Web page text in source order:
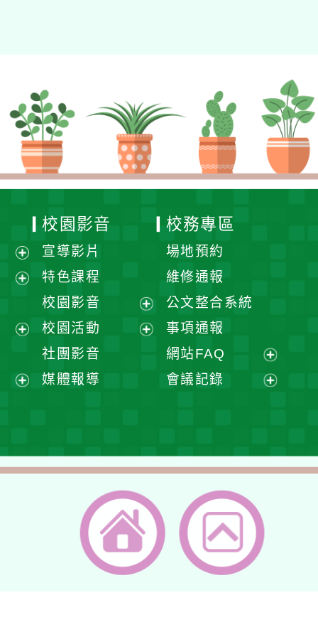
展
開
單
選
選
單
校園影音
宣導影片
特色課程
校園影音
展
開
校園活動
社團影音
媒體報導
校務專區
場地預約
維修通報
公文整合系統
事項通報
網站FAQ
展
會議記錄
單